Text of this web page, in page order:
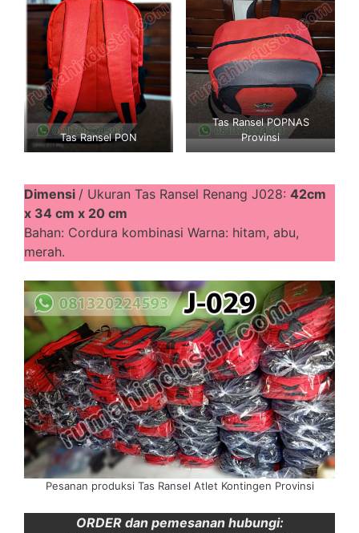
Tas Ransel PON
Tas Ransel POPNAS
Provinsi
Dimensi / Ukuran Tas Ransel Renang J028: 42cm
x 34 cm x 20 cm
Bahan: Cordura kombinasi Warna: hitam, abu,
merah.
Pesanan produksi Tas Ransel Atlet Kontingen Provinsi
ORDER dan pemesanan hubungi: